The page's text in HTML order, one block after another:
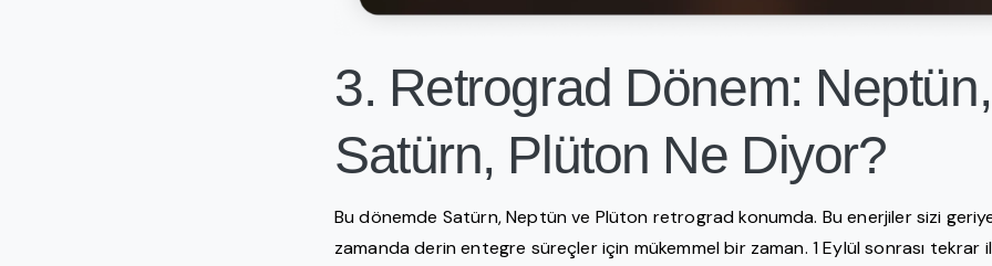
3. Retrograd Dönem: Neptün,
Satürn, Plüton Ne Diyor?
Bu dönemde Satürn, Neptün ve Plüton retrograd konumda. Bu enerjiler sizi
zamanda derin entegre süreçler için mükemmel bir zaman. 1 Eylül sonrası tekrar